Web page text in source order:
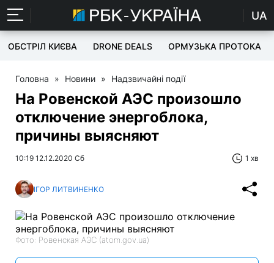
UA
ОБСТРІЛ КИЄВА DRONE DEALS ОРМУЗЬКА ПРОТОКА
Головна » Новини » Надзвичайні події
На Ровенской АЭС произошло
отключение энергоблока,
причины выясняют
10:19 12.12.2020 Сб 1 хв
ІГОР ЛИТВИНЕНКО
Фото: Ровенская АЭС (atom.gov.ua)